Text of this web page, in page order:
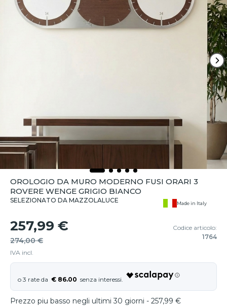
OROLOGIO DA MURO MODERNO FUSI ORARI 3
ROVERE WENGE GRIGIO BIANCO
SELEZIONATO DA MAZZOLALUCE Made in Italy
257,99 €
274,00 €
IVA incl.
Codice articolo:
1764
€ 86.00
Prezzo piu basso negli ultimi 30 giorni - 257,99 €